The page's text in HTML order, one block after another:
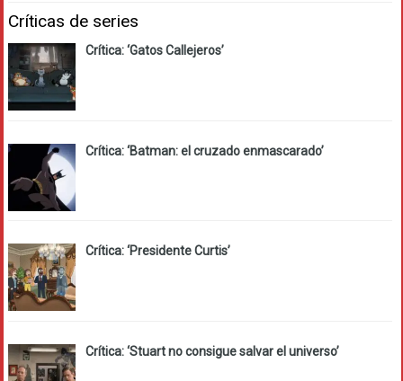
Críticas de series
Crítica: ‘Gatos Callejeros’
Crítica: ‘Batman: el cruzado enmascarado’
Crítica: ‘Presidente Curtis’
Crítica: ‘Stuart no consigue salvar el universo’